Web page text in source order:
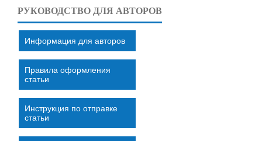
РУКОВОДСТВО ДЛЯ АВТОРОВ
Информация для авторов
Правила оформления
статьи
Инструкция по отправке
статьи